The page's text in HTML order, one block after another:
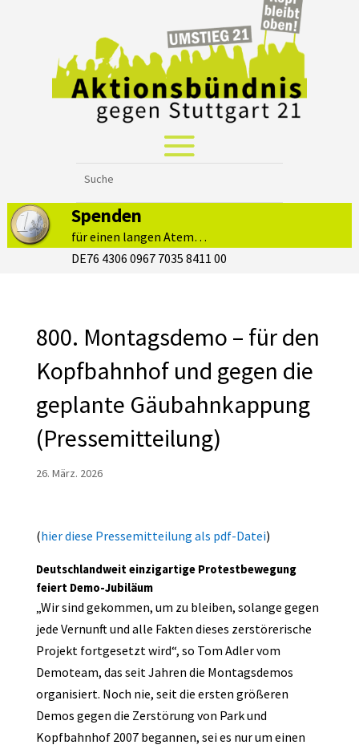
Spenden
für einen langen Atem…
DE76 4306 0967 7035 8411 00
800. Montagsdemo – für den
Kopfbahnhof und gegen die
geplante Gäubahnkappung
(Pressemitteilung)
26. März. 2026
(hier diese Pressemitteilung als pdf-Datei)
Deutschlandweit einzigartige Protestbewegung
feiert Demo-Jubiläum
„Wir sind gekommen, um zu bleiben, solange gegen
jede Vernunft und alle Fakten dieses zerstörerische
Projekt fortgesetzt wird“, so Tom Adler vom
Demoteam, das seit Jahren die Montagsdemos
organisiert. Noch nie, seit die ersten größeren
Demos gegen die Zerstörung von Park und
Kopfbahnhof 2007 begannen, sei es nur um einen